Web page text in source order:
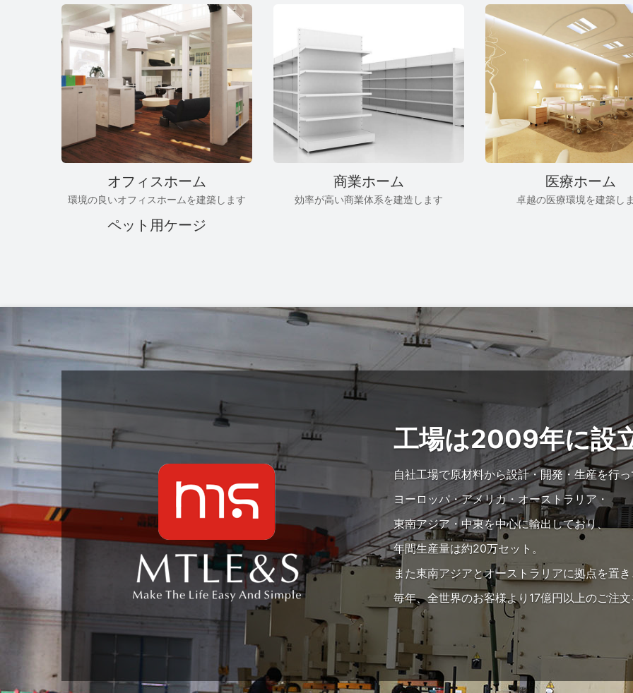
オフィスホーム
環境の良いオフィスホームを建築します
商業ホーム
効率が高い商業体系を建造します
医療ホーム
卓越の医療環境を建築し
ペット用ケージ
工場は2009年に設
自社工場で原材料から設計・開発・生産を行
ヨーロッパ・アメリカ・オーストラリア・
東南アジア・中東を中心に輸出しており、
年間生産量は約20万セット。
また東南アジアとオーストラリアに拠点を置
毎年、全世界のお客様より17億円以上のご注